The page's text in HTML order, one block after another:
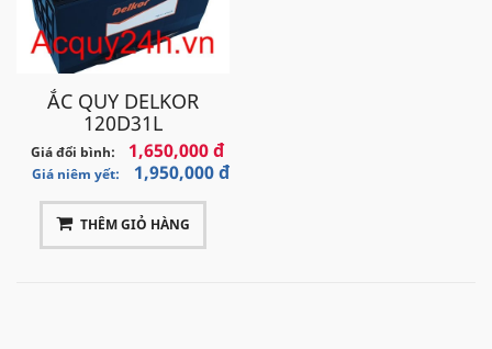
ẮC QUY DELKOR
120D31L
Giá đổi bình: 1,650,000 đ
Giá niêm yết: 1,950,000 đ
THÊM GIỎ HÀNG